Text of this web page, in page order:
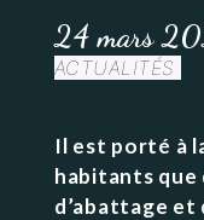
24 mars
ACTUALITÉS
Il est porté à
habitants que
d’abattage et